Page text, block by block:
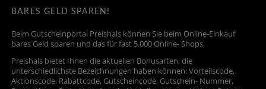
BARES GELD SPAREN!
Beim Gutscheinportal Preishals können Sie beim Online-Einkauf
bares Geld sparen und das für fast 5.000 Online- Shops.
Preishals bietet Ihnen die aktuellen Bonusarten, die
unterschiedlichste Bezeichnungen haben können: Vorteilscode,
Aktionscode, Rabattcode, Gutscheincode, Gutschein- Nummer,